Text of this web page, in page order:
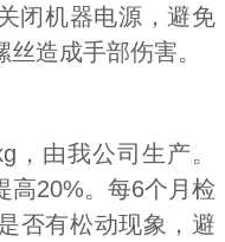
闭机器电源，避免
造成手部伤害。
，由我公司生产。
高20%。每6个月检
否有松动现象，避